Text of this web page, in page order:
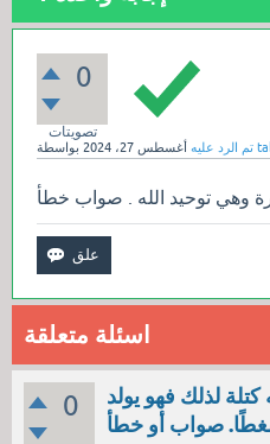
0
تصويتات
تم الرد عليه أغسطس 27، 2024
وهي توحيد الله . صواب خطأ
اسئلة متعلقة
0
كتلة لذلك فهو يولد
صواب أو خطأ